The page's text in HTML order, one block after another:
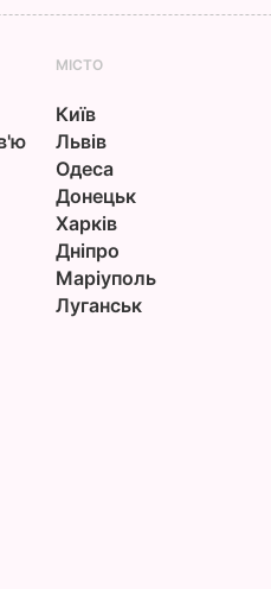
МІСТО
Київ
Львів
Одеса
Донецьк
Харків
Дніпро
Маріуполь
Луганськ